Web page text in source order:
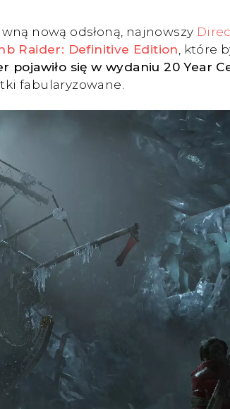
nową odsłoną, najnowszy
Raider: Definitive Edition , które
pojawiło się w wydaniu 20 Year
fabularyzowane.